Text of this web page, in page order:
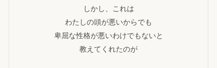
しかし、これは
わたしの頭が悪いからでも
卑屈な性格が悪いわけでもないと
教えてくれたのが